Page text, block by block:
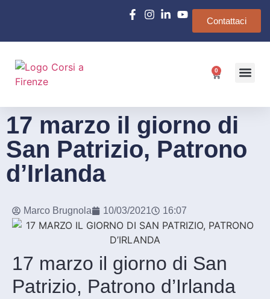
Contattaci
0
17 marzo il giorno di
San Patrizio, Patrono
d’Irlanda
Marco Brugnola 10/03/2021 16:07
17 marzo il giorno di San
Patrizio, Patrono d’Irlanda